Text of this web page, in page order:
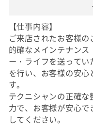
【仕事内容】
ご来店されたお客様の
的確なメインテナン
ー・ライフを送って
を行い、お客様の安
す。
テクニシャンの正確
力で、お客様が安心
してください。